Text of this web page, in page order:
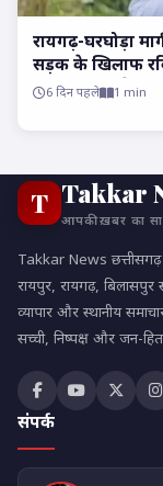
रायगढ़-घरघोड़ा
सड़क के खिलाफ
आए, होकर रहेगा
6 दिन पहले 1 min
T Takkar
आपकी ख़बर का
Takkar News छत्तीसगढ़
रायपुर, रायगढ़,
व्यापार और स्थानीय
सच्ची, निष्पक्ष और जन-
संपर्क